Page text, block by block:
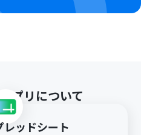
プリについて
ッドシート